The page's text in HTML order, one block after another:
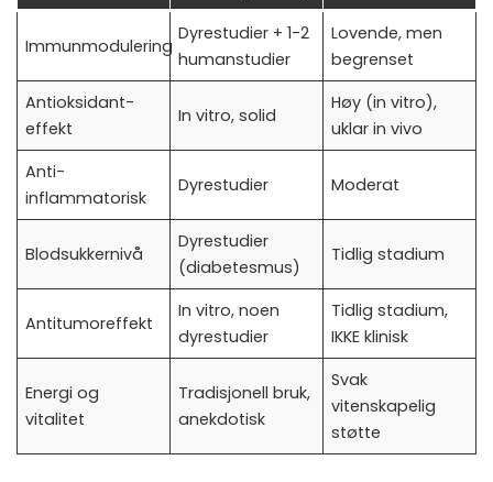
Immunmodulering
Dyrestudier + 1-2
humanstudier
Lovende, men
begrenset
Antioksidant-
effekt
In vitro, solid
Høy (in vitro),
uklar in vivo
Anti-
inflammatorisk
Dyrestudier Moderat
Blodsukkernivå
Dyrestudier
(diabetesmus)
Tidlig stadium
Antitumoreffekt
In vitro, noen
dyrestudier
Tidlig stadium,
IKKE klinisk
Energi og
vitalitet
Tradisjonell bruk,
anekdotisk
Svak
vitenskapelig
støtte